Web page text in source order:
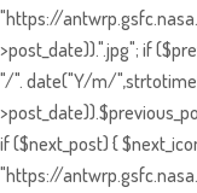
"https://
>post_date)).".jpg"; if
"/". date("Y/m/
if ($next_post) {
"https://